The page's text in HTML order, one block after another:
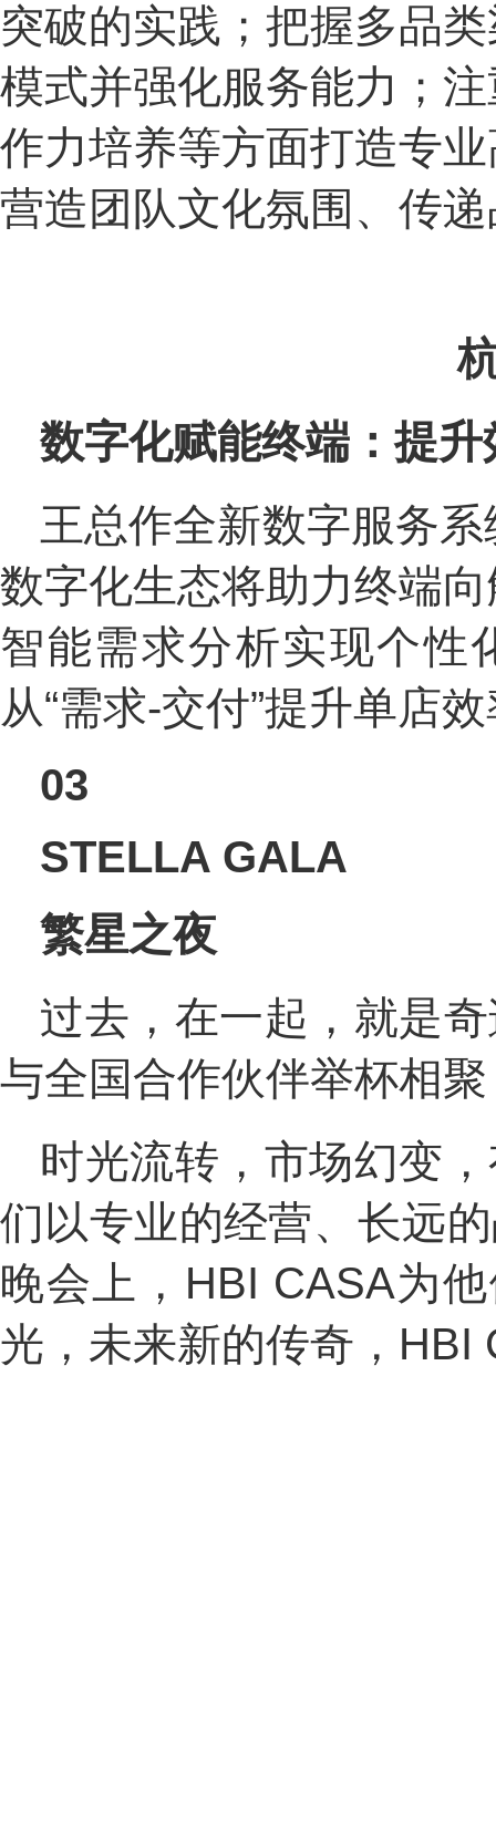
突破的实践；把握多品
模式并强化服务能力；
作力培养等方面打造专
营造团队文化氛围、传
数字化赋能终端：提
王总作全新数字服务
数字化生态将助力终端
智能需求分析实现个性
从“需求-交付”提升单店
03
STELLA GALA
繁星之夜
过去，在一起，就是
与全国合作伙伴举杯相
时光流转，市场幻变
们以专业的经营、长远
晚会上，HBI CASA为
光，未来新的传奇，HBI